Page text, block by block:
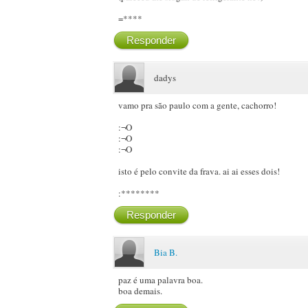
=****
Responder
dadys
vamo pra são paulo com a gente, cachorro!
:¬O
:¬O
:¬O
isto é pelo convite da frava. ai ai esses dois!
:********
Responder
Bia B.
paz é uma palavra boa.
boa demais.